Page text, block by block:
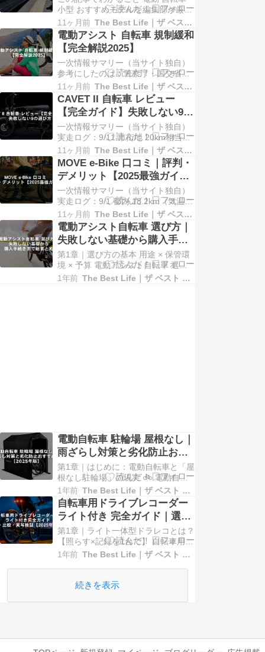
行の可否・バッテリー・保管/盗…
小型 おすすめモデルを編集部が厳選
選び方の軸：タイヤ径・重量・折り
たたみやすさ・バッテリー寿命 比較
対象：MOVE X・MOVE XS・MOVE
Sの3モデル 保管の工夫：室内・屋外
の具体策とメンテの基礎 最近では、
電動アシスト自転車の中で…
11ヶ月前 The Best Life｜ザ ベスト ライフ
電動アシスト 自転車 規制緩和
【完全解説2025】
一次情報サマリー（当サイト独自）
参考にしたのは：警察庁・国交省な
どの公式資料や、最新ニュース 注目
ポイント：アシスト比率や速度制限
がどう見直されるか 利用シーン：通
勤・子育て・買い物・観光・配送な
ど、身近な日常 まとめ：規制緩和は
「もっと便利になる」期待と「安全
面への配慮」が…
11ヶ月前 The Best Life｜ザ ベスト ライフ
CAVET II 自転車 レビュー
【完全ガイド】失敗しない9の
選び方
一次情報サマリー（当サイト独自）
実走ログ：9/11 市街地 20km相当
（平坦＋緩斜面）／アシスト挙動の
体感記録 口コミ集計：2024年9月〜
2025年9月の公開レビューを抽出・
重複除外（SNS/販売店/公式） 価格
レンジ：CAVET II は￥376,000-税込
み価格・送…
11ヶ月前 The Best Life｜ザ ベスト ライフ
MOVE e-Bike 口コミ｜評判・
デメリット【2025最強ガイ
ド】
一次情報サマリー（当サイト独自）
実走ログ：9/1 都内 18.2km（気温
35℃）／消費 162Wh／平均
19.8km/h 口コミ集計：2024年9月〜
2025年9月の公表レビュー124件（星
4.3/5.0） 価格レンジ：MOVE X 37.6
万円（9/4時点）／発売：202…
11ヶ月前 The Best Life｜ザ ベスト ライフ
電動アシスト自転車 選び方｜
失敗しない基礎から購入手続
きまで総まとめ
第1章｜選び方の基本 用途 × 保管環
境 × 予算 電動アシスト自転車 選び
方で迷ったら、まずは「用途」「保
管環境」「予算（総保有コスト）」
1年前 The Best Life｜ザ ベスト ライフ
電動自転車 駐輪場 屋根なし｜
雨ざらし対策と劣化防止おす
すめ方法【2025年版】
第1章｜はじめに：電動自転車と「屋
根なし駐輪場」の現実 🚲 電動自転
車 駐輪場 屋根なしの環境に自転車を
置いている方は多く、都市部マンシ
ョンや月極駐輪場では特に一般的で
す。しかし、雨ざらしや直射日光に
さらされた電動自転車は、バッテリ
ーの寿命短縮・サビ・盗難リスクな
ど数多くの問題…
1年前 The Best Life｜ザ ベスト ライフ
自転車用ドライブレコーダー
ライト付き 完全ガイド｜選び
方・比較・実写検証【2025年
最新版】
第1章｜ライト一体型ドラレコとは？
【照らす×記録を1台で】 自転車用ド
ライブレコーダー ライト付き を探し
ているなら、まず“ライト一体型”の
がラクになります。ここでは仕組
向きまでを、実走視点で分かりやす
1年前 The Best Life｜ザ ベスト ライフ
続きを表示